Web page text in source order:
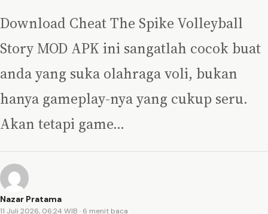
Download Cheat The Spike Volleyball
Story MOD APK ini sangatlah cocok buat
anda yang suka olahraga voli, bukan
hanya gameplay-nya yang cukup seru.
Akan tetapi game…
Nazar Pratama
11 Juli 2026, 06:24 WIB · 6 menit baca